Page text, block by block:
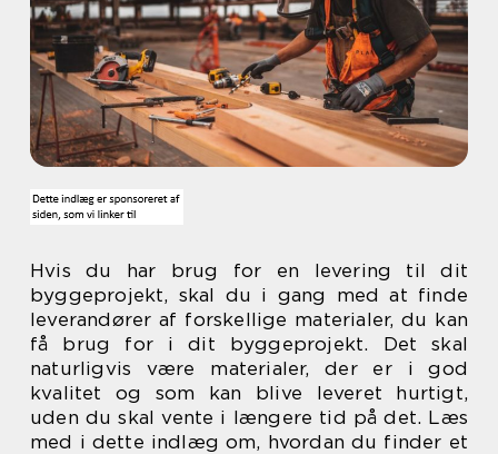
Hvis du har brug for en levering til dit
byggeprojekt, skal du i gang med at finde
leverandører af forskellige materialer, du kan
få brug for i dit byggeprojekt. Det skal
naturligvis være materialer, der er i god
kvalitet og som kan blive leveret hurtigt,
uden du skal vente i længere tid på det. Læs
med i dette indlæg om, hvordan du finder et